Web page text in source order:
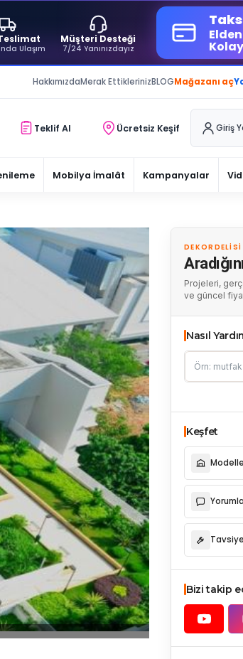
Teslimat
Ulaşım
Müşteri Desteği
7/24 Yanınızdayız
HakkımızdaMerak EttiklerinizBLOGMağazanı aç
Teklif Al Ücretsiz Keşif Giriş
Mobilya İmalât Kampanyalar
Projeleri,
ve güncel
Nasıl
Keşfet
Bizi takip